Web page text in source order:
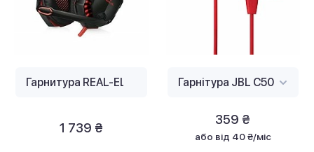
1 739 ₴
359 ₴
або від 40 ₴/міс